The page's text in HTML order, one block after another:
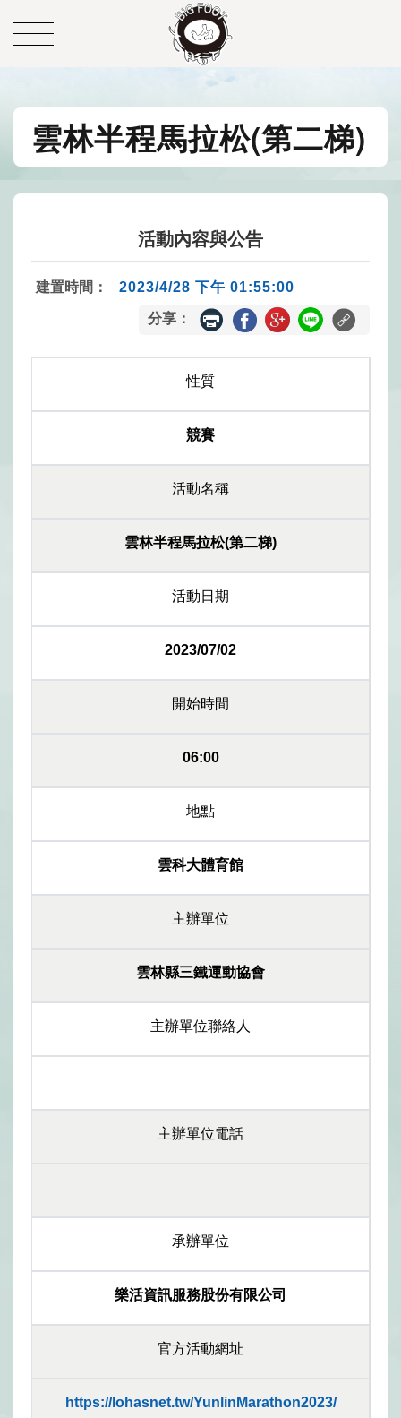
雲林半程馬拉松(第二梯)
活動內容與公告
建置時間： 2023/4/28 下午 01:55:00
分享：
性質
競賽
活動名稱
雲林半程馬拉松(第二梯)
活動日期
2023/07/02
開始時間
06:00
地點
雲科大體育館
主辦單位
雲林縣三鐵運動協會
主辦單位聯絡人
主辦單位電話
承辦單位
樂活資訊服務股份有限公司
官方活動網址
https://lohasnet.tw/YunlinMarathon2023/